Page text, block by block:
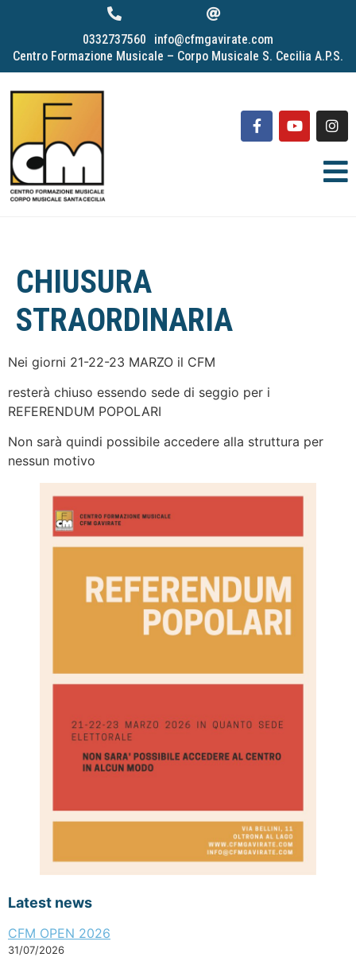
0332737560
info@cfmgavirate.com
Centro Formazione Musicale – Corpo Musicale S. Cecilia A.P.S.
CHIUSURA
STRAORDINARIA
Nei giorni 21-22-23 MARZO il CFM
resterà chiuso essendo sede di seggio per i
REFERENDUM POPOLARI
Non sarà quindi possibile accedere alla struttura per
nessun motivo
Latest news
CFM OPEN 2026
31/07/2026